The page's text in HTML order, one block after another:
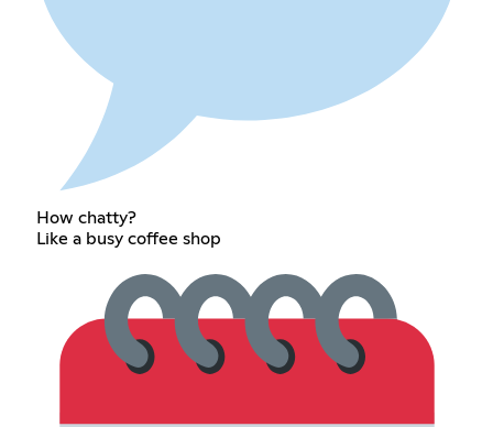
How chatty?
Like a busy coffee shop